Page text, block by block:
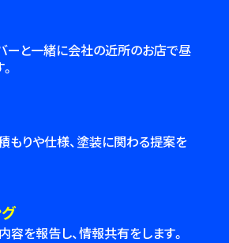
ーと一緒に会社の近所のお店で昼
もりや仕様、塗装に関わる提案を
容を報告し、情報共有をします。